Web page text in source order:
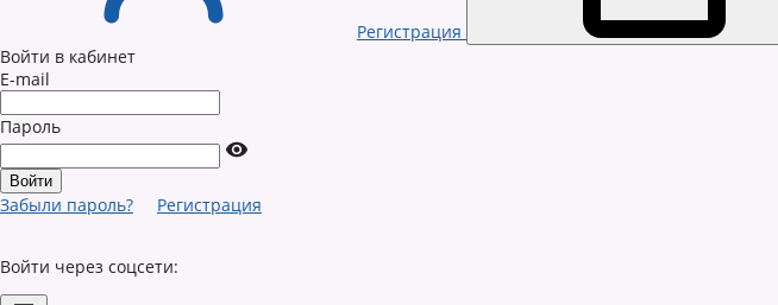
Регистрация
Войти в кабинет
E-mail
Пароль
Забыли пароль? Регистрация
Войти через соцсети: